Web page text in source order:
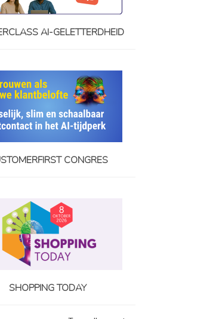
AI-GELETTERDHEID
CONGRES
SHOPPING TODAY